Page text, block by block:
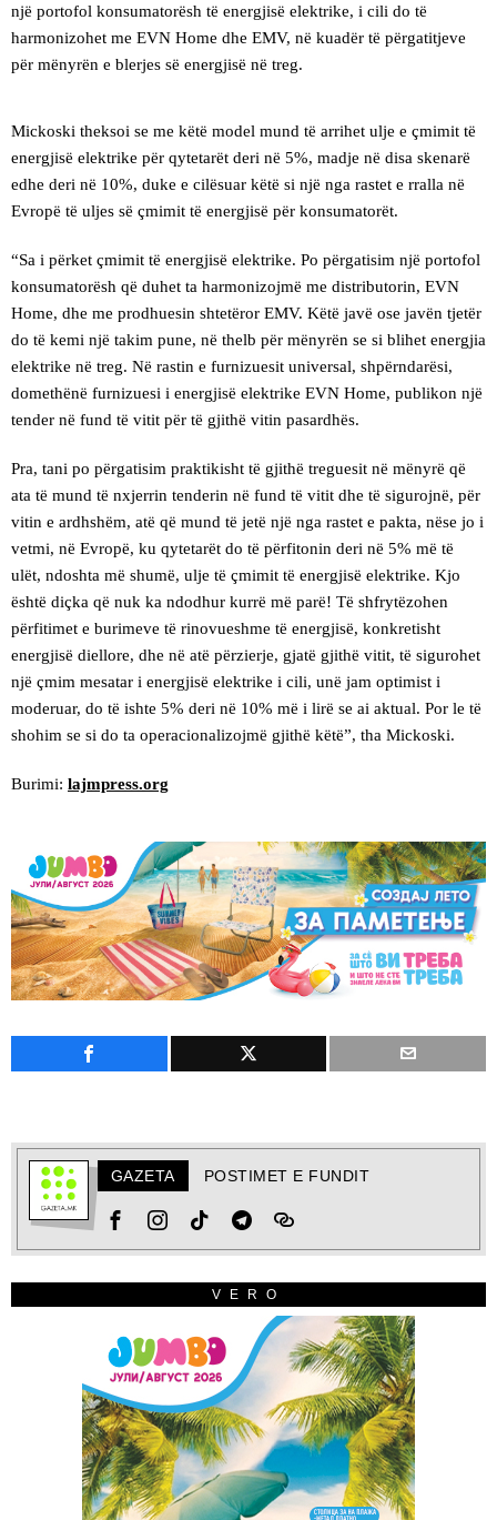
një portofol konsumatorësh të energjisë elektrike, i cili do të
harmonizohet me EVN Home dhe EMV, në kuadër të përgatitjeve
për mënyrën e blerjes së energjisë në treg.
Mickoski theksoi se me këtë model mund të arrihet ulje e çmimit të
energjisë elektrike për qytetarët deri në 5%, madje në disa skenarë
edhe deri në 10%, duke e cilësuar këtë si një nga rastet e rralla në
Evropë të uljes së çmimit të energjisë për konsumatorët.
“Sa i përket çmimit të energjisë elektrike. Po përgatisim një portofol
konsumatorësh që duhet ta harmonizojmë me distributorin, EVN
Home, dhe me prodhuesin shtetëror EMV. Këtë javë ose javën tjetër
do të kemi një takim pune, në thelb për mënyrën se si blihet energjia
elektrike në treg. Në rastin e furnizuesit universal, shpërndarësi,
domethënë furnizuesi i energjisë elektrike EVN Home, publikon një
tender në fund të vitit për të gjithë vitin pasardhës.
Pra, tani po përgatisim praktikisht të gjithë treguesit në mënyrë që
ata të mund të nxjerrin tenderin në fund të vitit dhe të sigurojnë, për
vitin e ardhshëm, atë që mund të jetë një nga rastet e pakta, nëse jo i
vetmi, në Evropë, ku qytetarët do të përfitonin deri në 5% më të
ulët, ndoshta më shumë, ulje të çmimit të energjisë elektrike. Kjo
është diçka që nuk ka ndodhur kurrë më parë! Të shfrytëzohen
përfitimet e burimeve të rinovueshme të energjisë, konkretisht
energjisë diellore, dhe në atë përzierje, gjatë gjithë vitit, të sigurohet
një çmim mesatar i energjisë elektrike i cili, unë jam optimist i
moderuar, do të ishte 5% deri në 10% më i lirë se ai aktual. Por le të
shohim se si do ta operacionalizojmë gjithë këtë”, tha Mickoski.
Burimi: lajmpress.org
GAZETA POSTIMET E FUNDIT
VERO